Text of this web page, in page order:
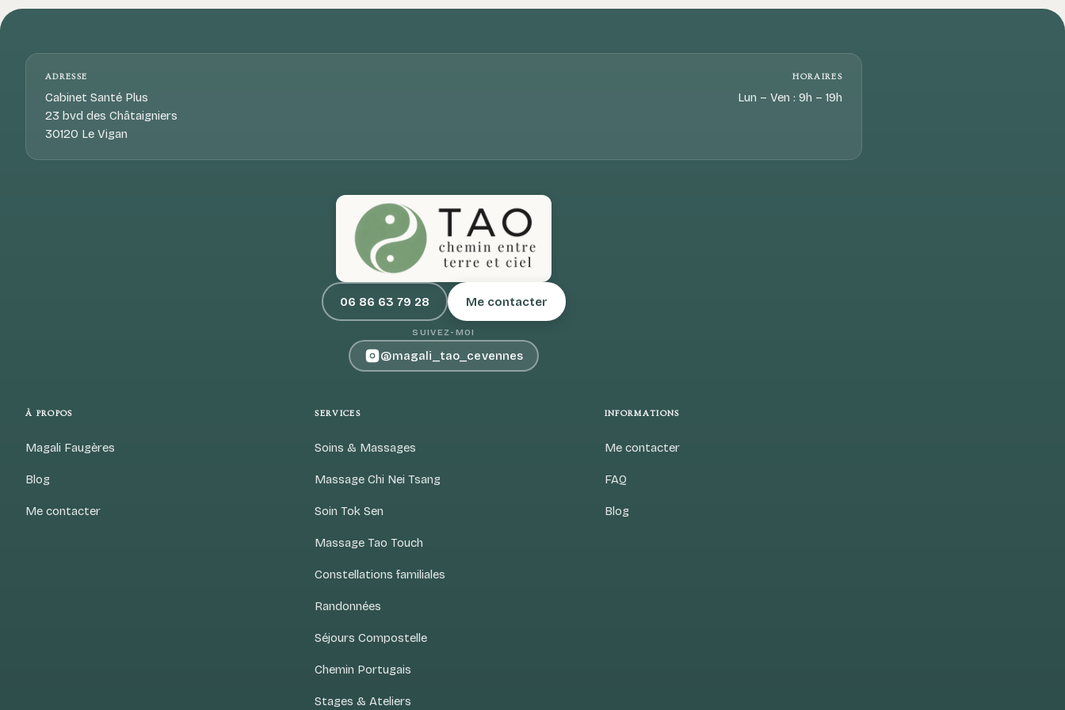
ADRESSE
Cabinet Santé Plus
23 bvd des Châtaigniers
30120 Le Vigan
HORAIRES
Lun – Ven : 9h – 19h
06 86 63 79 28 Me contacter
SUIVEZ-MOI
@magali_tao_cevennes
À PROPOS
Magali Faugères
Blog
Me contacter
SERVICES
Soins & Massages
Massage Chi Nei Tsang
Soin Tok Sen
Massage Tao Touch
Constellations familiales
Randonnées
Séjours Compostelle
Chemin Portugais
Stages & Ateliers
INFORMATIONS
Me contacter
FAQ
Blog